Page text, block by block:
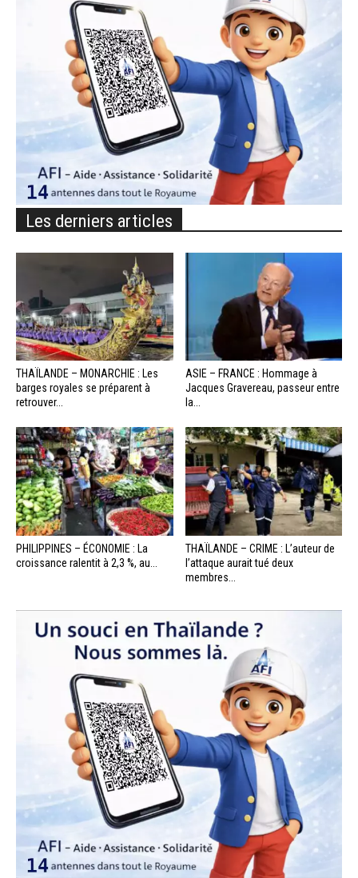
Les derniers articles
THAÏLANDE – MONARCHIE : Les
barges royales se préparent à
retrouver...
ASIE – FRANCE : Hommage à
Jacques Gravereau, passeur entre
la...
PHILIPPINES – ÉCONOMIE : La
croissance ralentit à 2,3 %, au...
THAÏLANDE – CRIME : L’auteur de
l’attaque aurait tué deux
membres...